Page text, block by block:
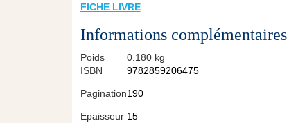
FICHE LIVRE
Informations complémentaires
Poids
0.180 kg
ISBN
9782859206475
Pagination190
Epaisseur 15